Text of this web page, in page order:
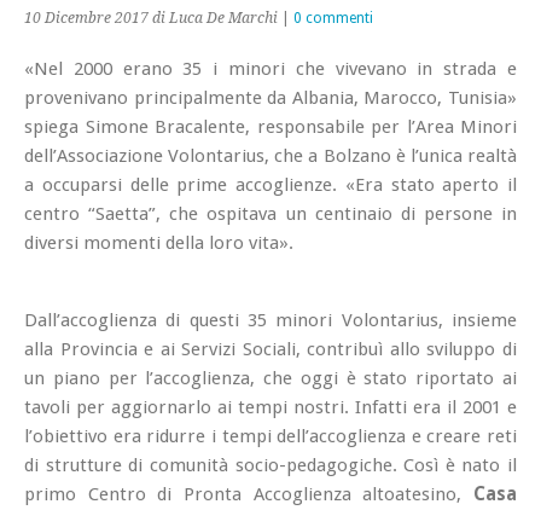
10 Dicembre 2017 di Luca De Marchi 0 commenti
«Nel 2000 erano 35 i minori che vivevano in strada e
provenivano principalmente da Albania, Marocco, Tunisia»
spiega Simone Bracalente, responsabile per l’Area Minori
dell’Associazione Volontarius, che a Bolzano è l’unica realtà
a occuparsi delle prime accoglienze. «Era stato aperto il
centro “Saetta”, che ospitava un centinaio di persone in
diversi momenti della loro vita».
Dall’accoglienza di questi 35 minori Volontarius, insieme
alla Provincia e ai Servizi Sociali, contribuì allo sviluppo di
un piano per l’accoglienza, che oggi è stato riportato ai
tavoli per aggiornarlo ai tempi nostri. Infatti era il 2001 e
l’obiettivo era ridurre i tempi dell’accoglienza e creare reti
di strutture di comunità socio-pedagogiche. Così è nato il
primo Centro di Pronta Accoglienza altoatesino, Casa